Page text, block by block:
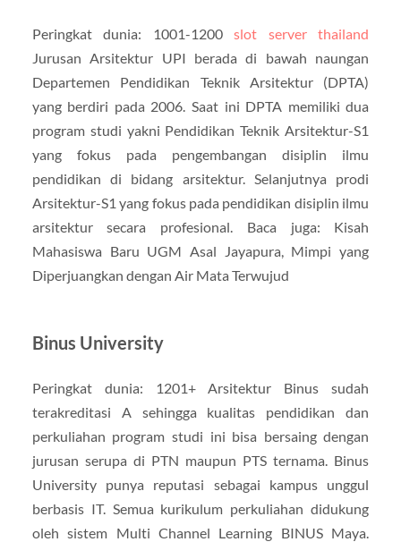
Peringkat dunia: 1001-1200slot server thailand
Jurusan Arsitektur UPI berada di bawah naungan
Departemen Pendidikan Teknik Arsitektur (DPTA)
yang berdiri pada 2006. Saat ini DPTA memiliki dua
program studi yakni Pendidikan Teknik Arsitektur-S1
yang fokus pada pengembangan disiplin ilmu
pendidikan di bidang arsitektur. Selanjutnya prodi
Arsitektur-S1 yang fokus pada pendidikan disiplin ilmu
arsitektur secara profesional. Baca juga: Kisah
Mahasiswa Baru UGM Asal Jayapura, Mimpi yang
Diperjuangkan dengan Air Mata Terwujud
Binus University
Peringkat dunia: 1201+ Arsitektur Binus sudah
terakreditasi A sehingga kualitas pendidikan dan
perkuliahan program studi ini bisa bersaing dengan
jurusan serupa di PTN maupun PTS ternama. Binus
University punya reputasi sebagai kampus unggul
berbasis IT. Semua kurikulum perkuliahan didukung
oleh sistem Multi Channel Learning BINUS Maya.